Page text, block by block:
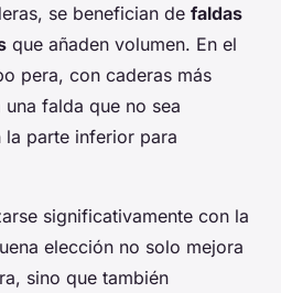
se benefician de faldas
que añaden volumen. En el
pera, con caderas más
falda que no sea
la parte inferior para
significativamente con la
elección no solo mejora
sino que también